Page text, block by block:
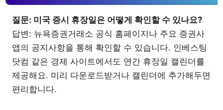
질문: 미국 증시 휴장일은 어떻게 확인할 수 있나요?
답변: 뉴욕증권거래소 공식 홈페이지나 주요 증권사
앱의 공지사항을 통해 확인할 수 있습니다. 인베스팅
닷컴 같은 경제 사이트에서도 연간 휴장일 캘린더를
제공해요. 미리 다운로드받거나 캘린더에 추가해두면
편리합니다.